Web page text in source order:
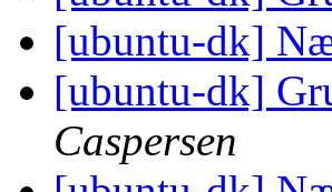
[ubuntu-dk]
[ubuntu-dk]
Caspersen